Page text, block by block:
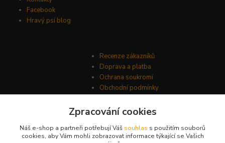
Facebook
Hravý psí blog
Recenze zákazníků
Doprava a platba
Ochrana soukromí
Obchodní podmínky
Zpracování cookies
Náš e-shop a partneři potřebují Váš souhlas s použitím souborů
cookies, aby Vám mohli zobrazovat informace týkající se Vašich